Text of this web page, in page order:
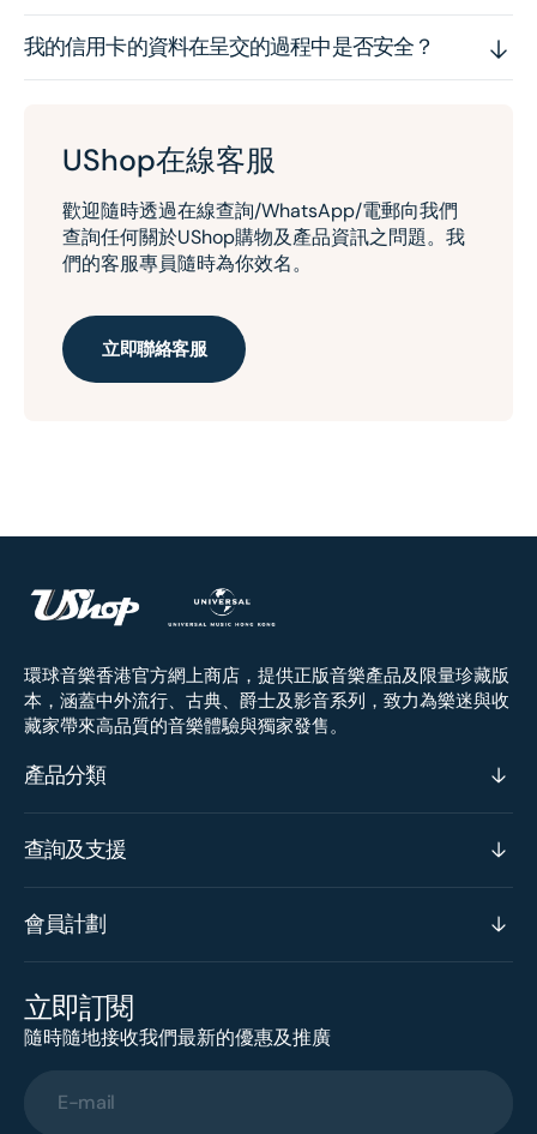
我的信用卡的資料在呈交的過程中是否安全？
UShop在線客服
歡迎隨時透過在線查詢/WhatsApp/電郵向我們
查詢任何關於UShop購物及產品資訊之問題。我
們的客服專員隨時為你效名。
立即聯絡客服
環球音樂香港官方網上商店，提供正版音樂產品及限量珍藏版
本，涵蓋中外流行、古典、爵士及影音系列，致力為樂迷與收
藏家帶來高品質的音樂體驗與獨家發售。
產品分類
查詢及支援
會員計劃
立即訂閱
隨時隨地接收我們最新的優惠及推廣
E-mail